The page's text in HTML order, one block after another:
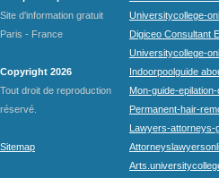
Site d'information gratuit
Paris - France
Copyright 2026
Tout droit de reproduction
réservé.
Sitemap
Universitycollege-
Digiceo Consultant
Universitycollege-
Indoorpoolguide
Mon-guide-
Permanent-hair-
Lawyers-attorneys-